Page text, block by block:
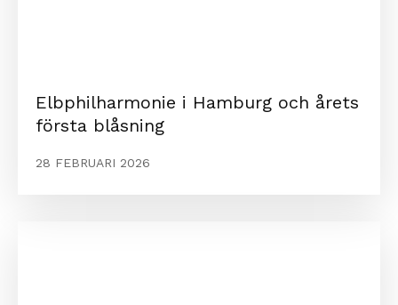
Elbphilharmonie i Hamburg och årets
första blåsning
28 FEBRUARI 2026